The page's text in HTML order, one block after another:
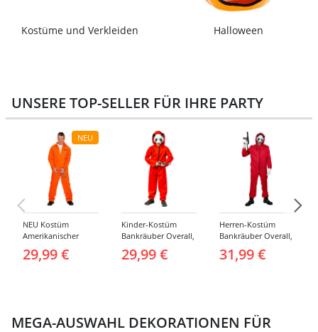
Kostüme und Verkleiden Halloween
UNSERE TOP-SELLER FÜR IHRE PARTY
NEU
NEU Kostüm
Amerikanischer
Overall, Orange -
29,99 €
Kinder-Kostüm
Bankräuber Overall,
29,99 €
Herren-Kostüm
Bankräuber Overall,
31,99 €
MEGA-AUSWAHL DEKORATIONEN FÜR